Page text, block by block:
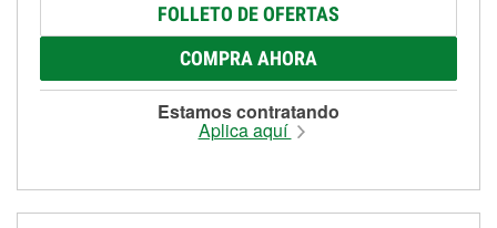
FOLLETO DE OFERTAS
COMPRA AHORA
Estamos contratando
Aplica aquí